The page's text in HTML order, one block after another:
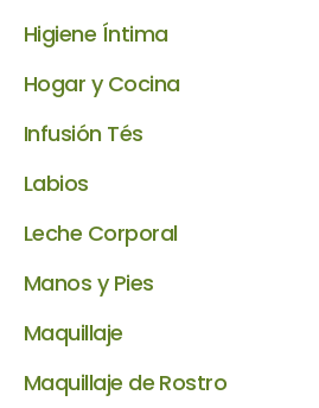
Higiene Íntima
Hogar y Cocina
Infusión Tés
Labios
Leche Corporal
Manos y Pies
Maquillaje
Maquillaje de Rostro